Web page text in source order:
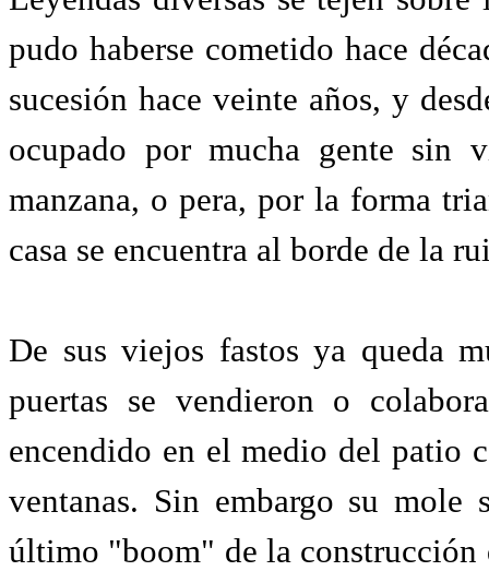
pudo haberse cometido hace
sucesión hace veinte años, y
ocupado por mucha gente sin
manzana, o pera, por la forma
casa se encuentra al borde de la
De sus viejos fastos ya queda
puertas se vendieron o
encendido en el medio del patio
ventanas. Sin embargo su mole
último "boom" de la